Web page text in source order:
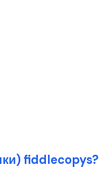
fiddlecopys?